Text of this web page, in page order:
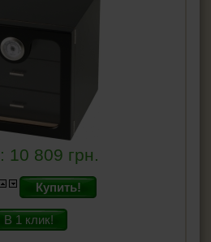
10 809 грн.
Купить!
В 1 клик!